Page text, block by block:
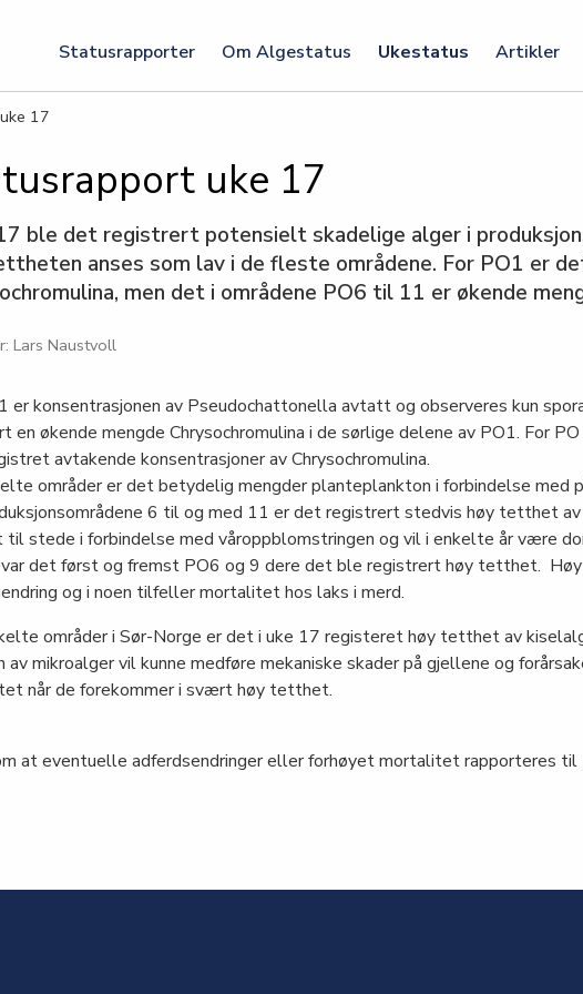
Statusrapporter
Om Algestatus Ukestatus Artikler
17
uke 17
ble det registrert potensielt skadelige alger i
anses som lav i de fleste områdene. For PO1 er
men det i områdene PO6 til 11 er økende
Lars Naustvoll
er konsentrasjonen av Pseudochattonella avtatt og observeres kun
en økende mengde Chrysochromulina i de sørlige delene av PO1. For
avtakende konsentrasjoner av Chrysochromulina.
områder er det betydelig mengder planteplankton i forbindelse med
6 til og med 11 er det registrert stedvis høy tetthet
til stede i forbindelse med våroppblomstringen og vil i enkelte år være
det først og fremst PO6 og 9 dere det ble registrert høy tetthet.
og i noen tilfeller mortalitet hos laks i merd.
områder i Sør-Norge er det i uke 17 registeret høy tetthet av
av mikroalger vil kunne medføre mekaniske skader på gjellene og
når de forekommer i svært høy tetthet.
at eventuelle adferdsendringer eller forhøyet mortalitet rapporteres